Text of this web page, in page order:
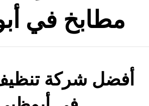
مطابخ في
أفضل شركة